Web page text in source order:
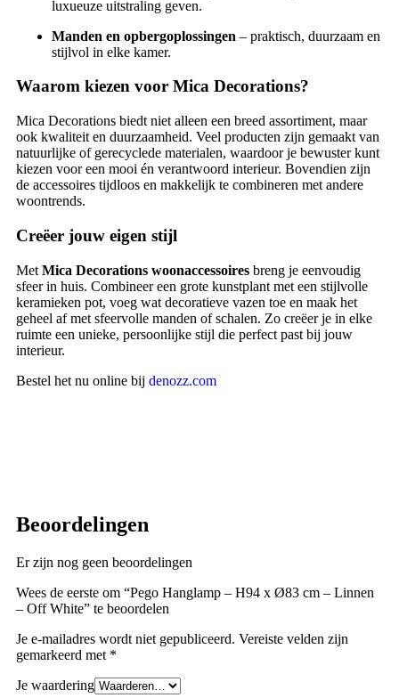
luxueuze uitstraling geven.
Manden en opbergoplossingen – praktisch, duurzaam en
stijlvol in elke kamer.
Waarom kiezen voor Mica Decorations?
Mica Decorations biedt niet alleen een breed assortiment, maar
ook kwaliteit en duurzaamheid. Veel producten zijn gemaakt van
natuurlijke of gerecyclede materialen, waardoor je bewuster kunt
kiezen voor een mooi én verantwoord interieur. Bovendien zijn
de accessoires tijdloos en makkelijk te combineren met andere
woontrends.
Creëer jouw eigen stijl
Met Mica Decorations woonaccessoires breng je eenvoudig
sfeer in huis. Combineer een grote kunstplant met een stijlvolle
keramieken pot, voeg wat decoratieve vazen toe en maak het
geheel af met sfeervolle manden of schalen. Zo creëer je in elke
ruimte een unieke, persoonlijke stijl die perfect past bij jouw
interieur.
Bestel het nu online bij denozz.com
Beoordelingen
Er zijn nog geen beoordelingen
Wees de eerste om “Pego Hanglamp – H94 x Ø83 cm – Linnen
– Off White” te beoordelen
Je e-mailadres wordt niet gepubliceerd. Vereiste velden zijn
gemarkeerd met *
Je waardering